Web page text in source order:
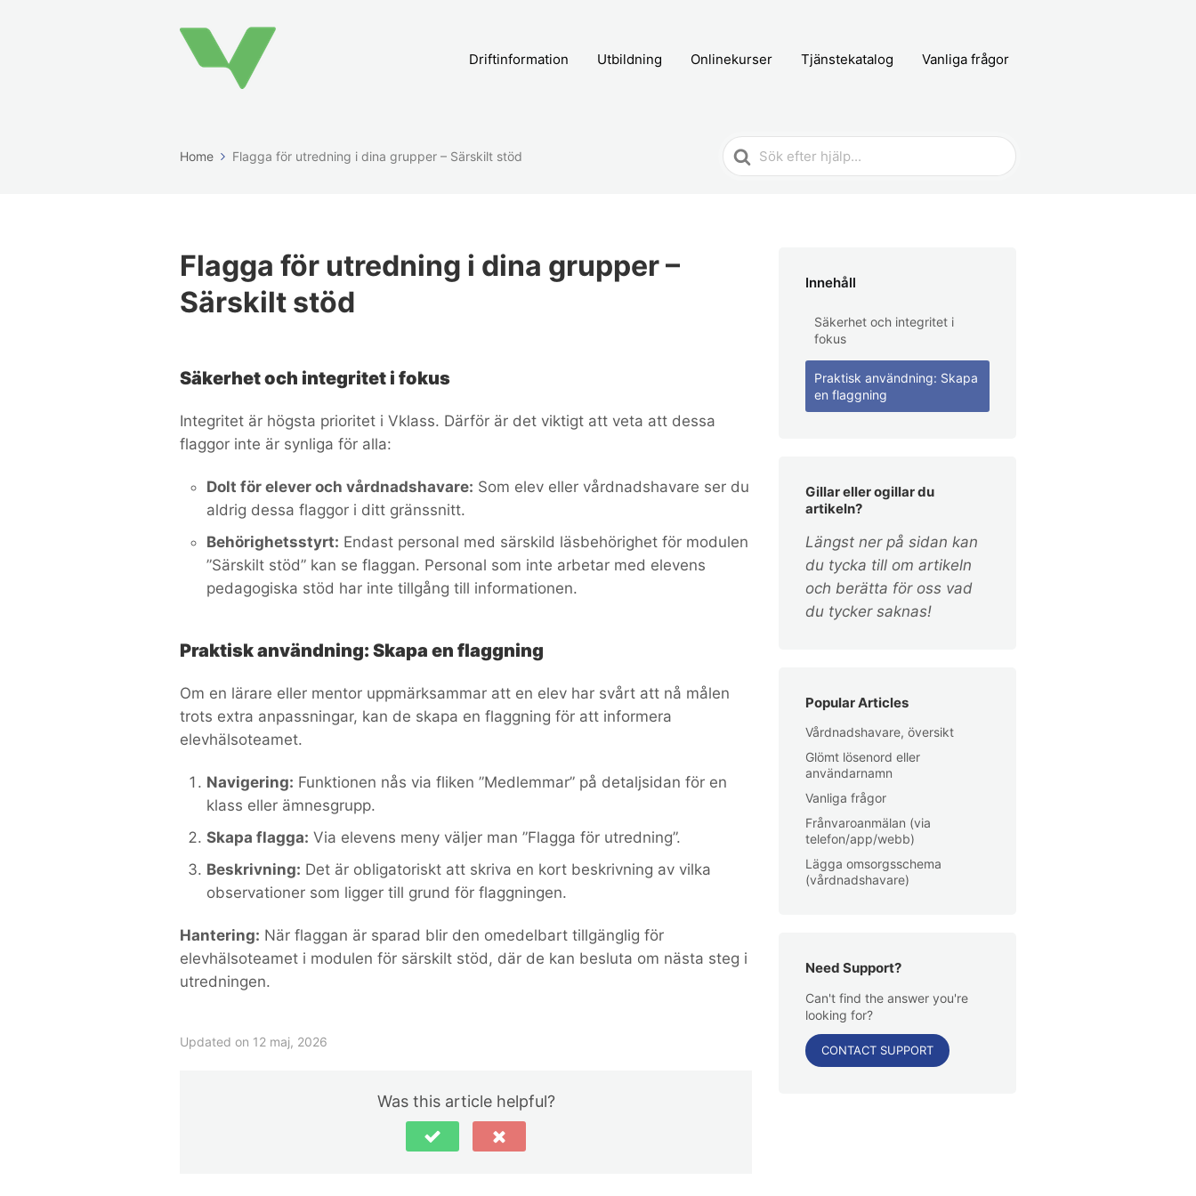
Driftinformation Utbildning Onlinekurser Tjänstekatalog Vanliga frågor
Home Flagga för utredning i dina grupper – Särskilt stöd
Search
For
Flagga för utredning i dina grupper –
Särskilt stöd
Säkerhet och integritet i fokus
Integritet är högsta prioritet i Vklass. Därför är det viktigt att veta att dessa
flaggor inte är synliga för alla:
Dolt för elever och vårdnadshavare: Som elev eller vårdnadshavare ser du
aldrig dessa flaggor i ditt gränssnitt.
Behörighetsstyrt: Endast personal med särskild läsbehörighet för modulen
”Särskilt stöd” kan se flaggan. Personal som inte arbetar med elevens
pedagogiska stöd har inte tillgång till informationen.
Praktisk användning: Skapa en flaggning
Om en lärare eller mentor uppmärksammar att en elev har svårt att nå målen
trots extra anpassningar, kan de skapa en flaggning för att informera
elevhälsoteamet.
Navigering: Funktionen nås via fliken ”Medlemmar” på detaljsidan för en
klass eller ämnesgrupp.
Skapa flagga: Via elevens meny väljer man ”Flagga för utredning”.
Beskrivning: Det är obligatoriskt att skriva en kort beskrivning av vilka
observationer som ligger till grund för flaggningen.
Hantering: När flaggan är sparad blir den omedelbart tillgänglig för
elevhälsoteamet i modulen för särskilt stöd, där de kan besluta om nästa steg i
utredningen.
Updated on 12 maj, 2026
Was this article helpful?
Innehåll
Säkerhet och integritet i
fokus
Praktisk användning: Skapa
en flaggning
Gillar eller ogillar du
artikeln?
Längst ner på sidan kan
du tycka till om artikeln
och berätta för oss vad
du tycker saknas!
Popular Articles
Vårdnadshavare, översikt
Glömt lösenord eller
användarnamn
Vanliga frågor
Frånvaroanmälan (via
telefon/app/webb)
Lägga omsorgsschema
(vårdnadshavare)
Need Support?
Can't find the answer you're
looking for?
CONTACT SUPPORT